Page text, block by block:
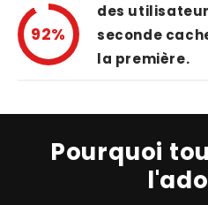
92%
des
seconde
la première.
Pourquoi